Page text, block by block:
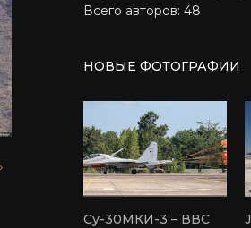
Всего авторов: 48
НОВЫЕ ФОТОГРАФИИ
Су-30МКИ-3 – ВВС